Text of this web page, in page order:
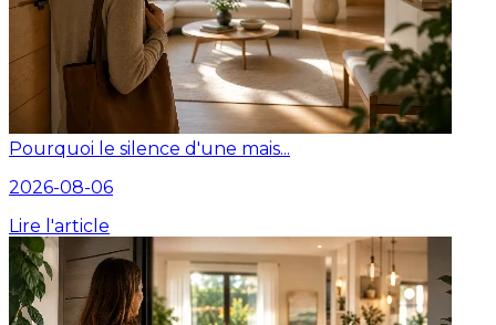
Pourquoi le silence d'une mais...
2026-08-06
Lire l'article